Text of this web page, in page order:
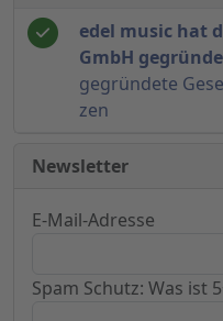
edel music hat
GmbH
gegründete
zen
Newsletter
E-Mail-Adresse
Spam Schutz: Was ist